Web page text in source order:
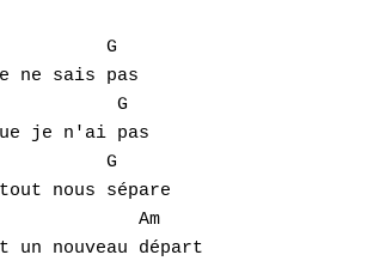
G
ne sais pas
G
je n'ai pas
G
nous sépare
Am
nouveau départ